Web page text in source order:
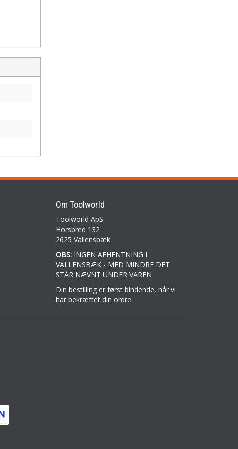
Om Toolworld
Toolworld ApS
Horsbred 132
2625 Vallensbæk
OBS:INGEN AFHENTNING I
VALLENSBÆK - MED MINDRE DET
STÅR NÆVNT UNDER VAREN
Din bestilling er først bindende, når vi
har bekræftet din ordre.